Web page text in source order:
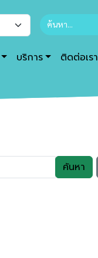
บริการ ติดต่อเรา
ค้นหา